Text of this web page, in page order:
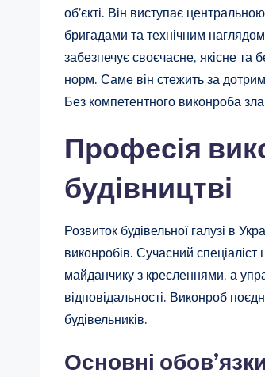
об’єкті. Він виступає
бригадами та технічним
забезпечує своєчасне, якісне та
норм. Саме він стежить за
Без компетентного виконроба
Професія
будівництві
Розвиток будівельної галузі в
виконробів. Сучасний спеціаліст
майданчику з кресленнями, а
відповідальності. Виконроб
будівельників.
Основні